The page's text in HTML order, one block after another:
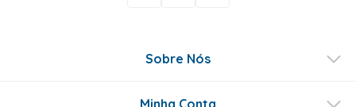
Sobre Nós
Minha Conta